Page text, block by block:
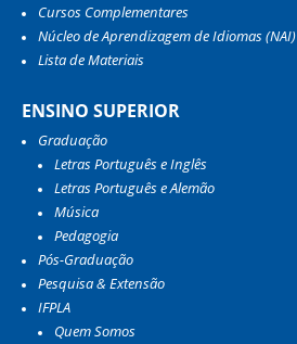
Cursos Complementares
Núcleo de Aprendizagem de Idiomas (NAI)
Lista de Materiais
ENSINO SUPERIOR
Graduação
Letras Português e Inglês
Letras Português e Alemão
Música
Pedagogia
Pós-Graduação
Pesquisa & Extensão
IFPLA
Quem Somos